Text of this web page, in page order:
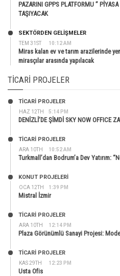
PAZARINI GPPS PLATFORMU ”
TAŞIYACAK
TEM 31ST 10:12 AM
SEKTÖRDEN GELIŞMELER
Miras kalan ev ve tarım arazilerinde
mirasçılar arasında yapılacak
TICARI PROJELER
HAZ 12TH 5:14 PM
TİCARİ PROJELER
DENİZLİ’DE ŞİMDİ SKY NOW OFFICE
ARA 10TH 10:52 AM
TİCARİ PROJELER
Turkmall’dan Bodrum’a Dev Yatırım:
OCA 12TH 1:39 PM
KONUT PROJELERI
Mistral İzmir
ARA 10TH 12:14 PM
TİCARİ PROJELER
Plaza Görünümlü Sanayi Projesi:
KAS 29TH 12:23 PM
TİCARİ PROJELER
Usta Ofis